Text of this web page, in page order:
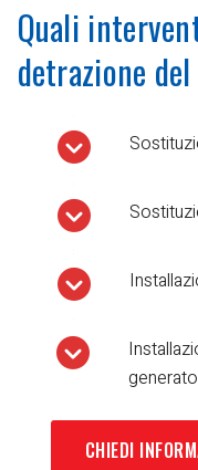
Quali
detrazione
CHIEDI